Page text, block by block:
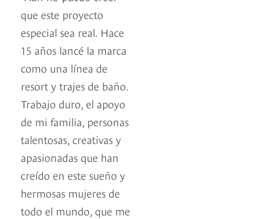
que este proyecto
especial sea real. Hace
15 años lancé la marca
como una línea de
resort y trajes de baño.
Trabajo duro, el apoyo
de mi familia, personas
talentosas, creativas y
apasionadas que han
creído en este sueño y
hermosas mujeres de
todo el mundo, que me